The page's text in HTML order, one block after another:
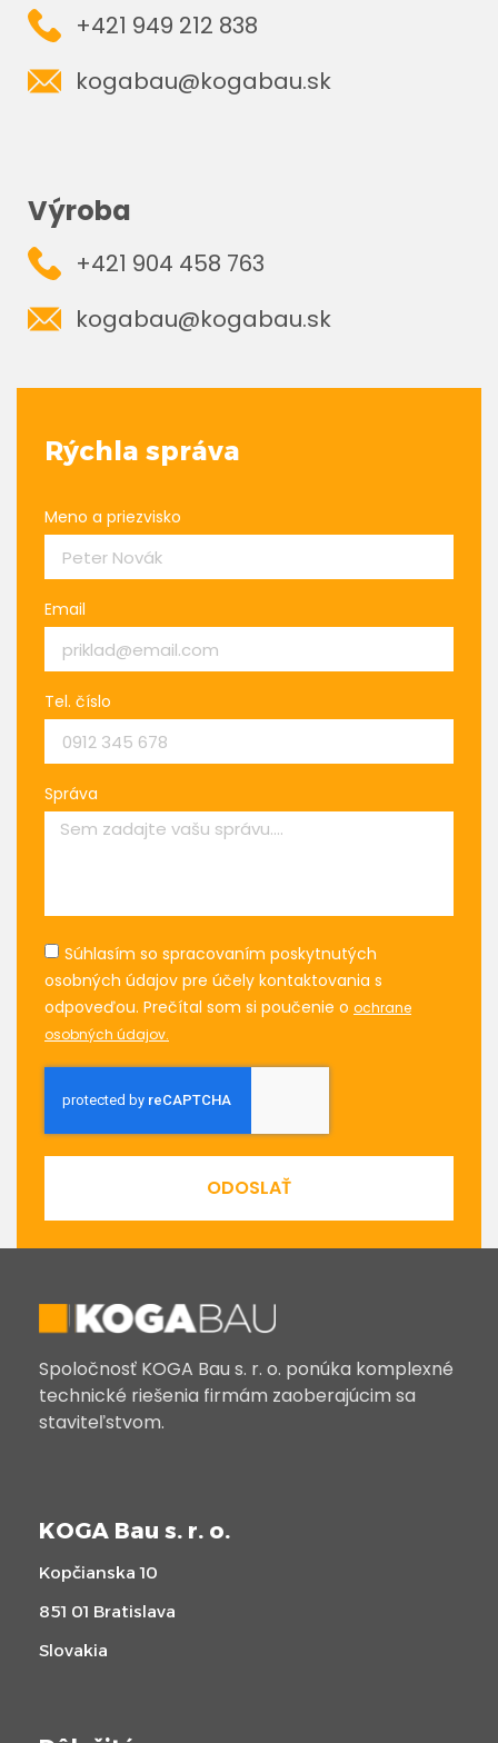
+421 949 212 838
kogabau@kogabau.sk
Výroba
+421 904 458 763
kogabau@kogabau.sk
Rýchla správa
Meno a priezvisko
Email
Tel. číslo
Správa
Súhlasím so spracovaním poskytnutých
osobných údajov pre účely kontaktovania s
odpoveďou. Prečítal som si poučenie o ochrane
osobných údajov.
ODOSLAŤ
Spoločnosť KOGA Bau s. r. o. ponúka komplexné
technické riešenia firmám zaoberajúcim sa
staviteľstvom.
KOGA Bau s. r. o.
Kopčianska 10
851 01 Bratislava
Slovakia